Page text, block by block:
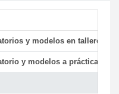
y modelos en talleres/
y modelos a prácticas y